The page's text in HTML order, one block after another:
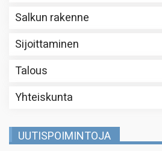
Salkun rakenne
Sijoittaminen
Talous
Yhteiskunta
UUTISPOIMINTOJA